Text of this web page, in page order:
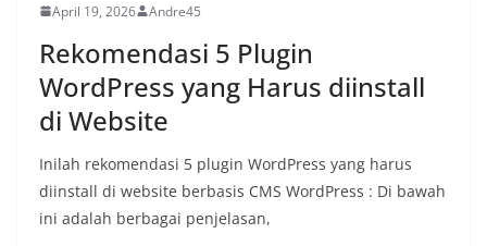
April 19, 2026 Andre45
Rekomendasi 5 Plugin
WordPress yang Harus diinstall
di Website
Inilah rekomendasi 5 plugin WordPress yang harus
diinstall di website berbasis CMS WordPress : Di bawah
ini adalah berbagai penjelasan,